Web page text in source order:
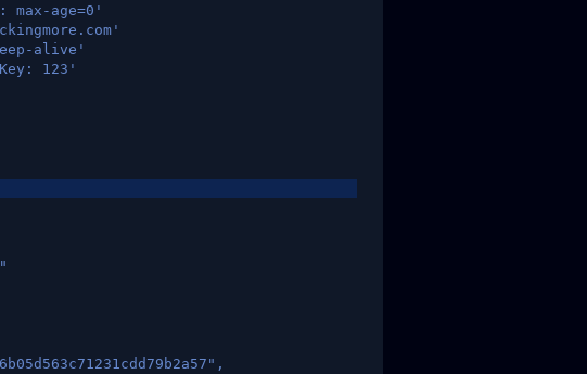
max-age=0'
alive'
123'